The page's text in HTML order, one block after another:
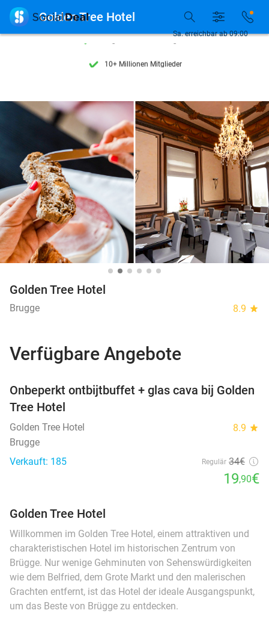
7 Tage die Woche verfügbar
7 Tage die Woche verfügbar
10+ Millionen Mitglieder
Sa. erreichbar ab 09:00
 Golden Tree Hotel
Golden Tree Hotel
Brugge 8.9 star
Verfügbare Angebote
Onbeperkt ontbijtbuffet + glas cava bij Golden
Tree Hotel
Golden Tree Hotel 8.9 star
Brugge
Verkauft: 185
Regulär 34€
19,90€
Golden Tree Hotel
Willkommen im Golden Tree Hotel, einem attraktiven und
charakteristischen Hotel im historischen Zentrum von
Brügge. Nur wenige Gehminuten von Sehenswürdigkeiten
wie dem Belfried, dem Grote Markt und den malerischen
Grachten entfernt, ist das Hotel der ideale Ausgangspunkt,
um das Beste von Brügge zu entdecken.